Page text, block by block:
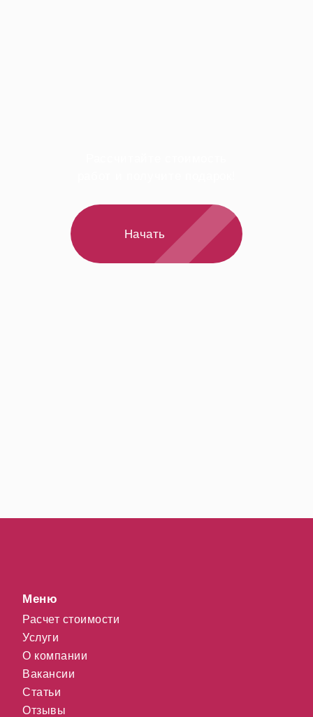
Начать
Меню
Расчет стоимости
Услуги
О компании
Вакансии
Статьи
Отзывы